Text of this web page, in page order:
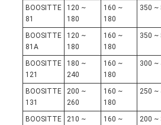
BOOSITTE
81
120 ~
180
160 ~
180
350 ~
BOOSITTE
81A
120 ~
180
160 ~
180
350 ~
BOOSITTE
121
180 ~
240
160 ~
180
300 ~
BOOSITTE
131
200 ~
260
160 ~
180
250 ~
BOOSITTE
210 ~
160 ~
200 ~